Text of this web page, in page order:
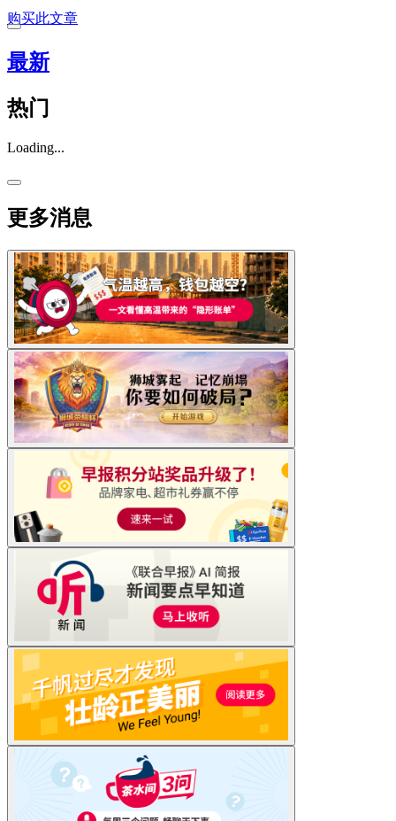
购买此文章
最新
热门
Loading...
更多消息